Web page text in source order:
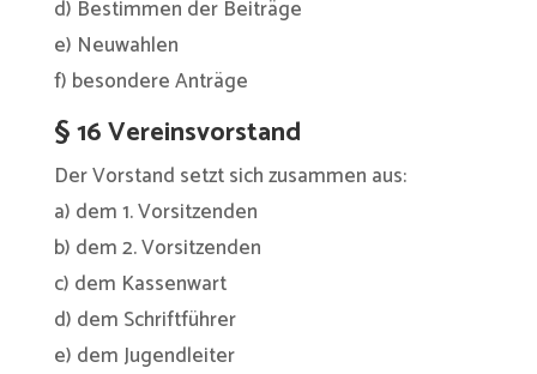
d) Bestimmen der Beiträge
e) Neuwahlen
f) besondere Anträge
§ 16 Vereinsvorstand
Der Vorstand setzt sich zusammen aus:
a) dem 1. Vorsitzenden
b) dem 2. Vorsitzenden
c) dem Kassenwart
d) dem Schriftführer
e) dem Jugendleiter